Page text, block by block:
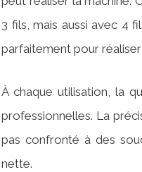
3 fils, mais aussi avec 4
parfaitement pour
À chaque utilisation, la
professionnelles. La
pas confronté à des
nette.